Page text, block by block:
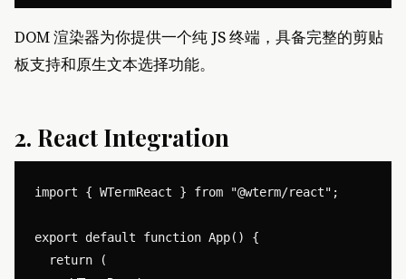
DOM 渲染器为你提供一个纯 JS 终端，具备完整的剪贴
板支持和原生文本选择功能。
2. React Integration
import { WTermReact } from "@wterm/react";
export default function App() {
  return (